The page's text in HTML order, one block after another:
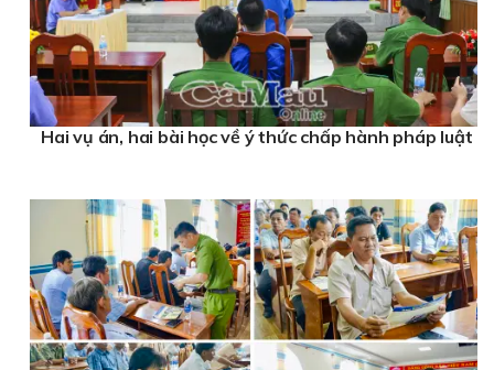
Hai vụ án, hai bài học về ý thức chấp hành pháp luật